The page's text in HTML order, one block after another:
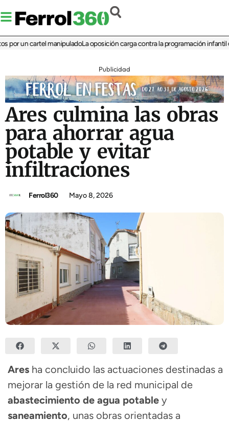
un cartel manipuladoLa oposición carga contra la programación infantil de
Publicidad
Ares culmina las obras
para ahorrar agua
potable y evitar
infiltraciones
Ferrol360 Mayo 8, 2026
Ares ha concluido las actuaciones destinadas a
mejorar la gestión de la red municipal de
abastecimiento de agua potable y
saneamiento, unas obras orientadas a